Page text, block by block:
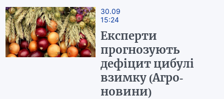
30.09
15:24
Експерти
прогнозують
дефіцит цибулі
взимку (Агро-
новини)